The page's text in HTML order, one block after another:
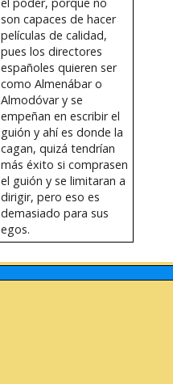
son capaces de hacer
películas de calidad,
pues los directores
españoles quieren ser
como Almenábar o
Almodóvar y se
empeñan en escribir el
guión y ahí es donde la
cagan, quizá tendrían
más éxito si comprasen
el guión y se limitaran a
dirigir, pero eso es
demasiado para sus
egos.